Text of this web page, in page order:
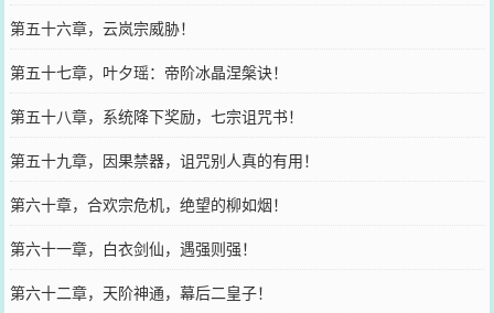
第五十六章，云岚宗威胁！
第五十七章，叶夕瑶：帝阶冰晶涅槃诀！
第五十八章，系统降下奖励，七宗诅咒书！
第五十九章，因果禁器，诅咒别人真的有用！
第六十章，合欢宗危机，绝望的柳如烟！
第六十一章，白衣剑仙，遇强则强！
第六十二章，天阶神通，幕后二皇子！